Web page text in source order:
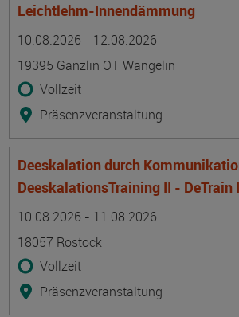
Leichtlehm-Innendämmung
10.08.2026 - 12.08.2026
19395 Ganzlin OT Wangelin
Vollzeit
Präsenzveranstaltung
Deeskalation durch
DeeskalationsTraining II - DeTrain
10.08.2026 - 11.08.2026
18057 Rostock
Vollzeit
Präsenzveranstaltung